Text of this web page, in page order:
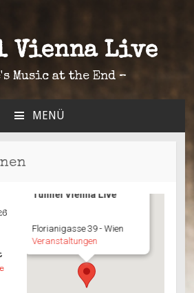
Vienna Live
Music at the End –
MENÜ
Tunnel Vienna Live
Florianigasse 39 - Wien
Veranstaltungen